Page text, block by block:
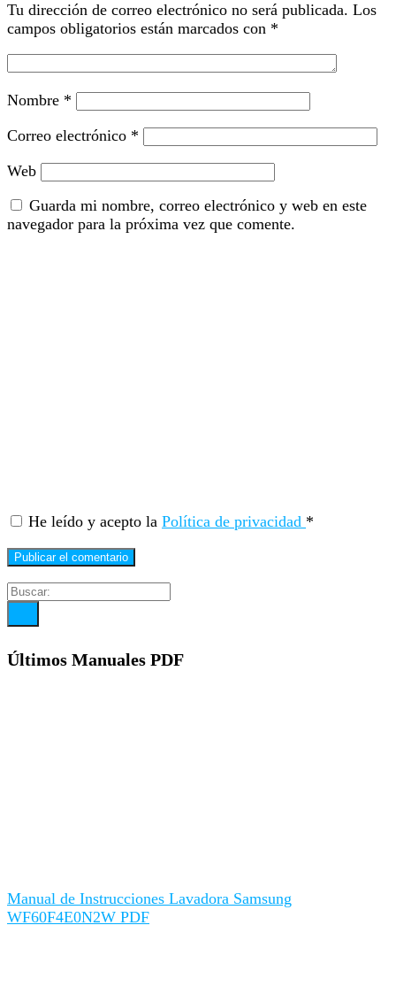
Tu dirección de correo electrónico no será publicada. Los
campos obligatorios están marcados con *
Nombre *
Correo electrónico *
Web
Guarda mi nombre, correo electrónico y web en este
navegador para la próxima vez que comente.
He leído y acepto la Política de privacidad *
Últimos Manuales PDF
Manual de Instrucciones Lavadora Samsung
WF60F4E0N2W PDF